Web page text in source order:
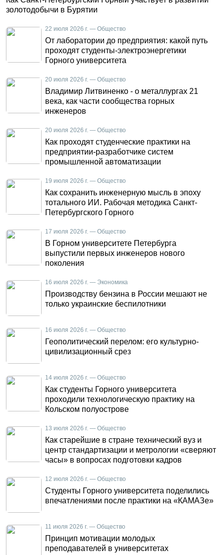
золотодобычи в Бурятии
22 июля 2026 г. — Общество
От лаборатории до предприятия: какой путь
проходят студенты-электроэнергетики
Горного университета
20 июля 2026 г. — Общество
Владимир Литвиненко - о металлургах 21
века, как части сообщества горных
инженеров
20 июля 2026 г. — Общество
Как проходят студенческие практики на
предприятии-разработчике систем
промышленной автоматизации
19 июля 2026 г. — Общество
Как сохранить инженерную мысль в эпоху
тотального ИИ. Рабочая методика Санкт-
Петербургского Горного
17 июля 2026 г. — Общество
В Горном университете Петербурга
выпустили первых инженеров нового
поколения
16 июля 2026 г. — Экономика
Производству бензина в России мешают не
только украинские беспилотники
16 июля 2026 г. — Общество
Геополитический перелом: его культурно-
цивилизационный срез
14 июля 2026 г. — Общество
Как студенты Горного университета
проходили технологическую практику на
Кольском полуострове
13 июля 2026 г. — Общество
Как старейшие в стране технический вуз и
центр стандартизации и метрологии «сверяют
часы» в вопросах подготовки кадров
12 июля 2026 г. — Общество
Студенты Горного университета поделились
впечатлениями после практики на «КАМАЗе»
11 июля 2026 г. — Общество
Принцип мотивации молодых
преподавателей в университетах